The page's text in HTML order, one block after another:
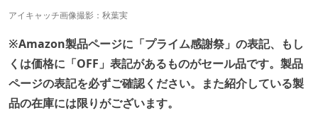
アイキャッチ画像撮影： 秋葉実
※Amazon製品ページに「プライム感謝祭」の表記、もし
くは価格に「OFF」表記があるものがセール品です。製品
ページの表記を必ずご確認ください。また紹介している製
品の在庫には限りがございます。